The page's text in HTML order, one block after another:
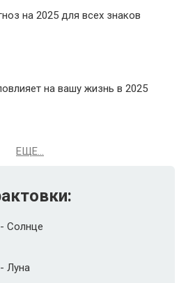
на 2025 для всех знаков
на вашу жизнь в 2025
ЕЩЕ...
Солнце
Луна